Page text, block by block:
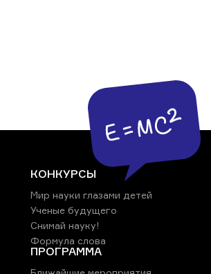
КОНКУРСЫ
Мир науки глазами детей
Ученые будущего
Снимай науку!
Формула слова
ПРОГРАММА